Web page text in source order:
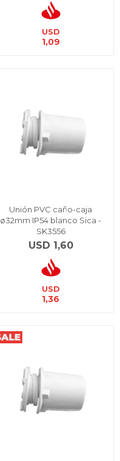
USD
1,09
Unión PVC caño-caja
ø32mm IP54 blanco Sica -
SK3556
USD 1,60
USD
1,36